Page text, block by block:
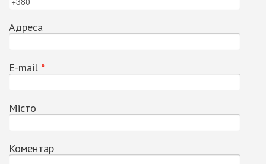
Адреса
Е-mail *
Місто
Коментар